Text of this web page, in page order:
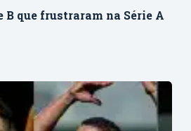
B que frustraram na Série A